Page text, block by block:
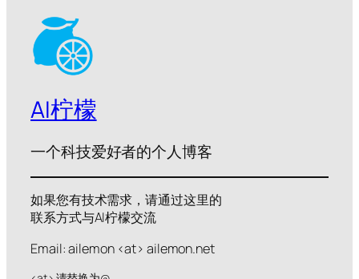
AI柠檬
一个科技爱好者的个人博客
如果您有技术需求，请通过这里的
联系方式与AI柠檬交流
Email: ailemon <at> ailemon.net